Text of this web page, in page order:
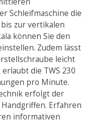
Schleifmaschine die
zur vertikalen
können Sie den
Zudem lässt
leicht
die TWS 230
pro Minute.
erfolgt der
Erfahren
informativen